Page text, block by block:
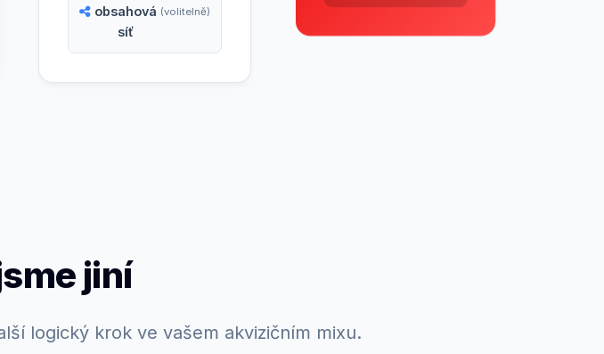
obsahová
síť
(volitelně)
jiní
logický krok ve vašem akvizičním mixu.